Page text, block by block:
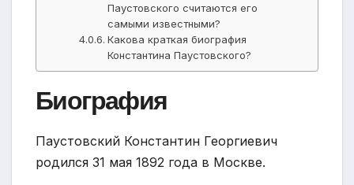
Паустовского считаются его
самыми известными?
Какова краткая биография
Константина Паустовского?
Биография
Паустовский Константин Георгиевич
родился 31 мая 1892 года в Москве.